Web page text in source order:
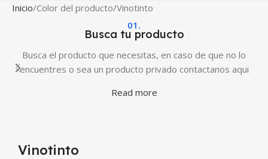
Inicio Color del producto Vinotinto
01.
Busca tu producto
Busca el producto que necesitas, en caso de que no lo
encuentres o sea un producto privado contactanos aqui
Read more
Vinotinto